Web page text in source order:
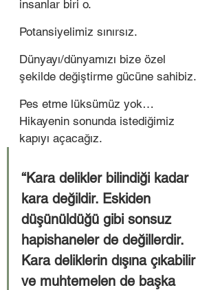
insanlar biri o.
Potansiyelimiz sınırsız.
Dünyayı/dünyamızı bize özel
şekilde değiştirme gücüne sahibiz.
Pes etme lüksümüz yok…
Hikayenin sonunda istediğimiz
kapıyı açacağız.
“Kara delikler bilindiği kadar
kara değildir. Eskiden
düşünüldüğü gibi sonsuz
hapishaneler de değillerdir.
Kara deliklerin dışına çıkabilir
ve muhtemelen de başka